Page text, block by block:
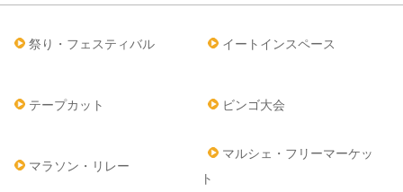
祭り・フェスティバル イートインスペース
テープカット ビンゴ大会
マラソン・リレー
マルシェ・フリーマーケッ
ト